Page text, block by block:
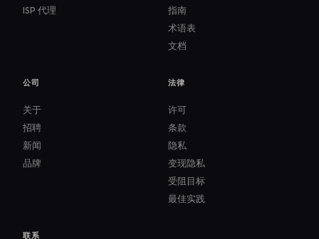
ISP 代理
指南
术语表
文档
公司
关于
招聘
新闻
品牌
法律
许可
条款
隐私
变现隐私
受阻目标
最佳实践
联系